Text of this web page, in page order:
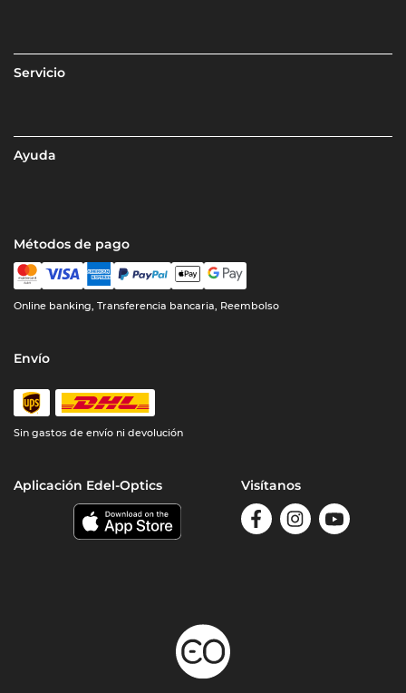
Servicio
Ayuda
Métodos de pago
Online banking, Transferencia bancaria, Reembolso
Envío
Sin gastos de envío ni devolución
Aplicación Edel-Optics Visítanos